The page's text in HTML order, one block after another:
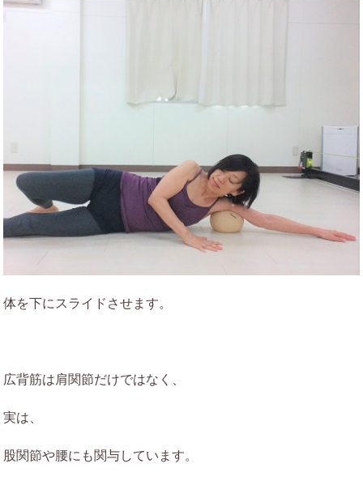
体を下にスライドさせます。
広背筋は肩関節だけではなく、
実は、
股関節や腰にも関与しています。